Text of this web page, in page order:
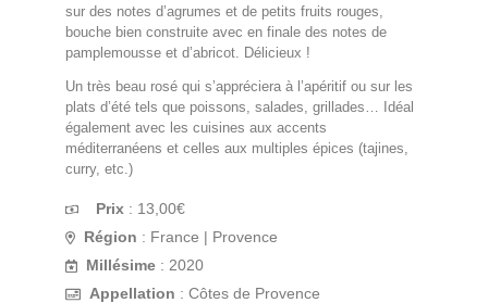
sur des notes d’agrumes et de petits fruits rouges,
bouche bien construite avec en finale des notes de
pamplemousse et d’abricot. Délicieux !
Un très beau rosé qui s’appréciera à l’apéritif ou sur les
plats d’été tels que poissons, salades, grillades… Idéal
également avec les cuisines aux accents
méditerranéens et celles aux multiples épices (tajines,
curry, etc.)
Prix : 13,00€
Région : France | Provence
Millésime: 2020
Appellation : Côtes de Provence